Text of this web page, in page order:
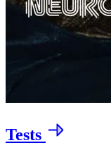
Tests